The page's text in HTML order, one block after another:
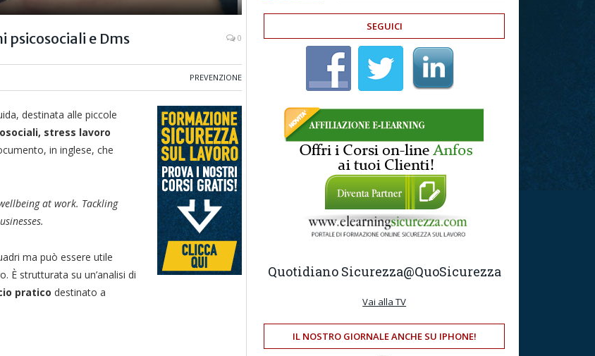
psicosociali e Dms 0
PREVENZIONE
destinata alle piccole
stress lavoro
in inglese, che
at work. Tackling
ma può essere utile
È strutturata su un’analisi di
pratico destinato a
SEGUICI
Quotidiano Sicurezza@QuoSicurezza
Vai alla TV
IL NOSTRO GIORNALE ANCHE SU IPHONE!